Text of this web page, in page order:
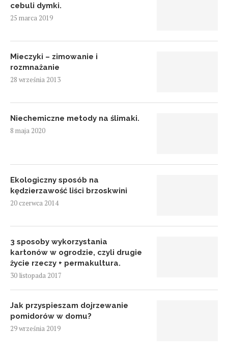
cebuli dymki.
25 marca 2019
Mieczyki – zimowanie i
rozmnażanie
28 września 2013
Niechemiczne metody na ślimaki.
8 maja 2020
Ekologiczny sposób na
kędzierzawość liści brzoskwini
20 czerwca 2014
3 sposoby wykorzystania
kartonów w ogrodzie, czyli drugie
życie rzeczy + permakultura.
30 listopada 2017
Jak przyspieszam dojrzewanie
pomidorów w domu?
29 września 2019